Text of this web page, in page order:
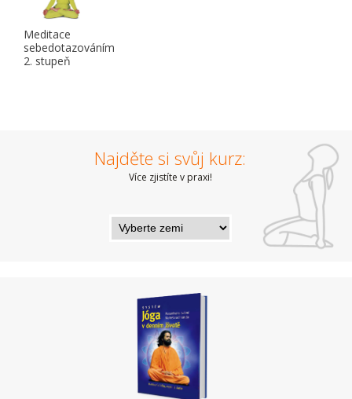
Meditace
sebedotazováním
2. stupeň
Najděte si svůj kurz:
Více zjistíte v praxi!